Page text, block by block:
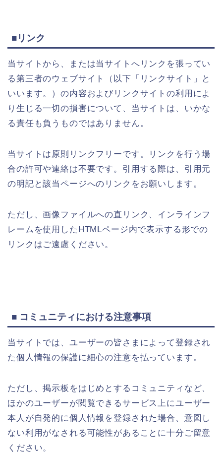
■リンク
当サイトから、または当サイトへリンクを張ってい
る第三者のウェブサイト（以下「リンクサイト」と
いいます。）の内容およびリンクサイトの利用によ
り生じる一切の損害について、当サイトは、いかな
る責任も負うものではありません。
当サイトは原則リンクフリーです。リンクを行う場
合の許可や連絡は不要です。引用する際は、引用元
の明記と該当ページへのリンクをお願いします。
ただし、画像ファイルへの直リンク、インラインフ
レームを使用したHTMLページ内で表示する形での
リンクはご遠慮ください。
■ コミュニティにおける注意事項
当サイトでは、ユーザーの皆さまによって登録され
た個人情報の保護に細心の注意を払っています。
ただし、掲示板をはじめとするコミュニティなど、
ほかのユーザーが閲覧できるサービス上にユーザー
本人が自発的に個人情報を登録された場合、意図し
ない利用がなされる可能性があることに十分ご留意
ください。